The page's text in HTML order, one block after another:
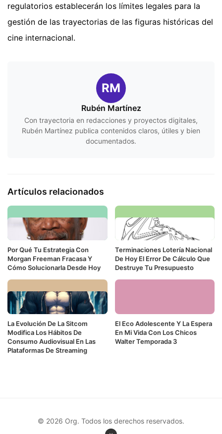
regulatorios establecerán los límites legales para la
gestión de las trayectorias de las figuras históricas del
cine internacional.
RM
Rubén Martínez
Con trayectoria en redacciones y proyectos digitales,
Rubén Martínez publica contenidos claros, útiles y bien
documentados.
Artículos relacionados
Por Qué Tu Estrategia Con
Morgan Freeman Fracasa Y
Cómo Solucionarla Desde Hoy
Terminaciones Lotería Nacional
De Hoy El Error De Cálculo Que
Destruye Tu Presupuesto
La Evolución De La Sitcom
Modifica Los Hábitos De
Consumo Audiovisual En Las
Plataformas De Streaming
El Eco Adolescente Y La Espera
En Mi Vida Con Los Chicos
Walter Temporada 3
© 2026 Org. Todos los derechos reservados.